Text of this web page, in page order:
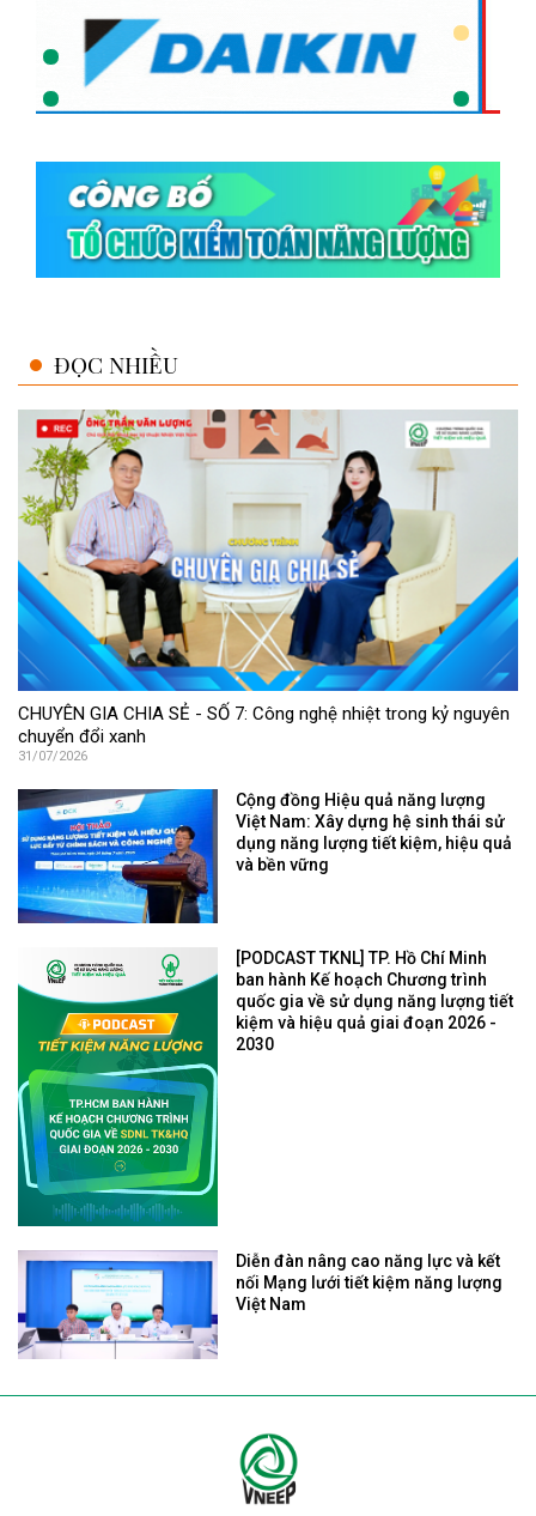
ĐỌC NHIỀU
CHUYÊN GIA CHIA SẺ - SỐ 7: Công nghệ nhiệt trong kỷ nguyên
chuyển đổi xanh
31/07/2026
Cộng đồng Hiệu quả năng lượng
Việt Nam: Xây dựng hệ sinh thái sử
dụng năng lượng tiết kiệm, hiệu quả
và bền vững
[PODCAST TKNL] TP. Hồ Chí Minh
ban hành Kế hoạch Chương trình
quốc gia về sử dụng năng lượng tiết
kiệm và hiệu quả giai đoạn 2026 -
2030
Diễn đàn nâng cao năng lực và kết
nối Mạng lưới tiết kiệm năng lượng
Việt Nam